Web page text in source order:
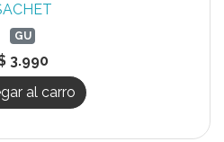
GU
3.990
al carro